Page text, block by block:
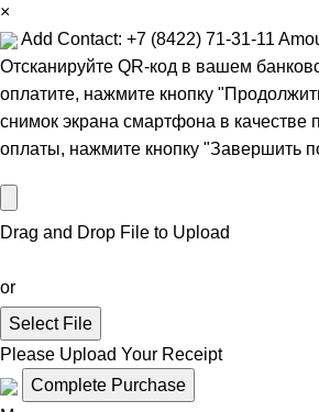
×
Add Contact: +7 (8422) 71-31-11
Отсканируйте QR-код в вашем
оплатите, нажмите кнопку
снимок экрана смартфона в качестве
оплаты, нажмите кнопку "Завершить
Drag and Drop File to Upload
or
Select File
Please Upload Your Receipt